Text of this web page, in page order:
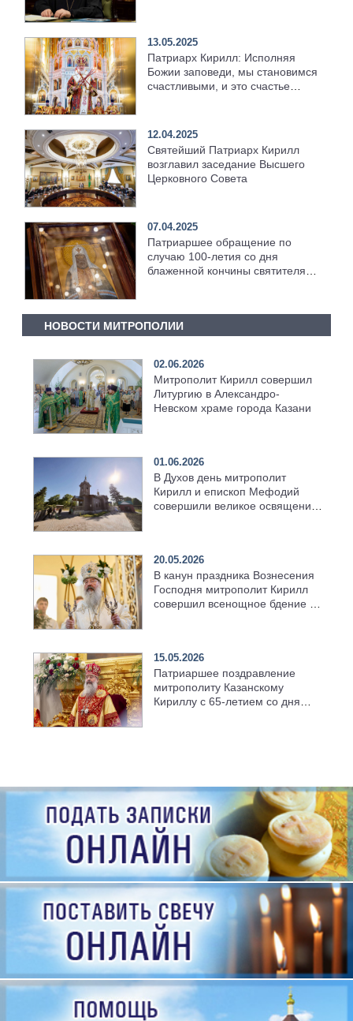
13.05.2025
Патриарх Кирилл: Исполняя
Божии заповеди, мы становимся
счастливыми, и это счастье
12.04.2025
Святейший Патриарх Кирилл
возглавил заседание Высшего
Церковного Совета
07.04.2025
Патриаршее обращение по
случаю 100-летия со дня
блаженной кончины святителя
НОВОСТИ МИТРОПОЛИИ
02.06.2026
Митрополит Кирилл совершил
Литургию в Александро-
Невском храме города Казани
01.06.2026
В Духов день митрополит
Кирилл и епископ Мефодий
совершили великое освящение
20.05.2026
В канун праздника Вознесения
Господня митрополит Кирилл
совершил всенощное бдение в
15.05.2026
Патриаршее поздравление
митрополиту Казанскому
Кириллу с 65-летием со дня